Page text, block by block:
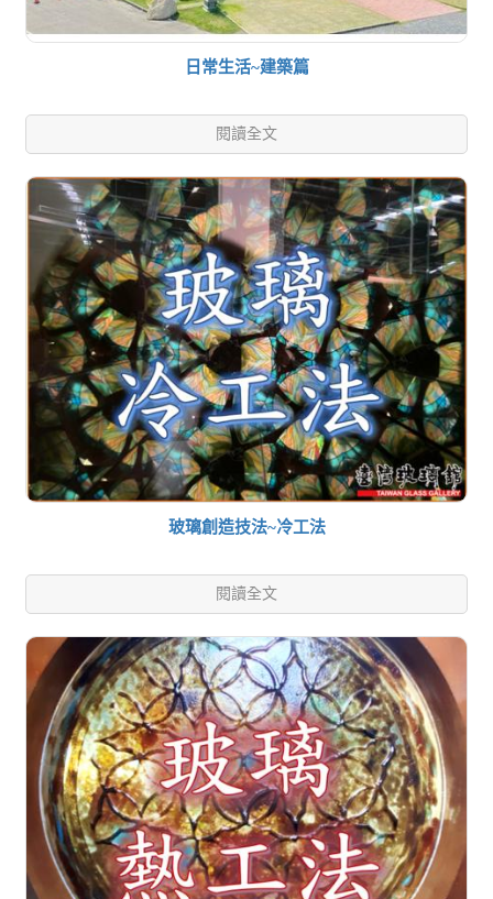
日常生活~建築篇
閱讀全文
玻璃創造技法~冷工法
閱讀全文